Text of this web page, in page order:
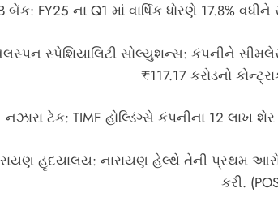
બેંક: FY25 ના Q1 માં વાર્ષિક ધોરણે 17.8%
સ્પેશિયાલિટી સોલ્યુશન્સ: કંપનીને
₹117.17 કરોડનો
નઝારા ટેક: TIMF હોલ્ડિંગ્સે કંપનીના 12 લાખ
હૃદયાલય: નારાયણ હેલ્થે તેની પ્રથમ
કરી.